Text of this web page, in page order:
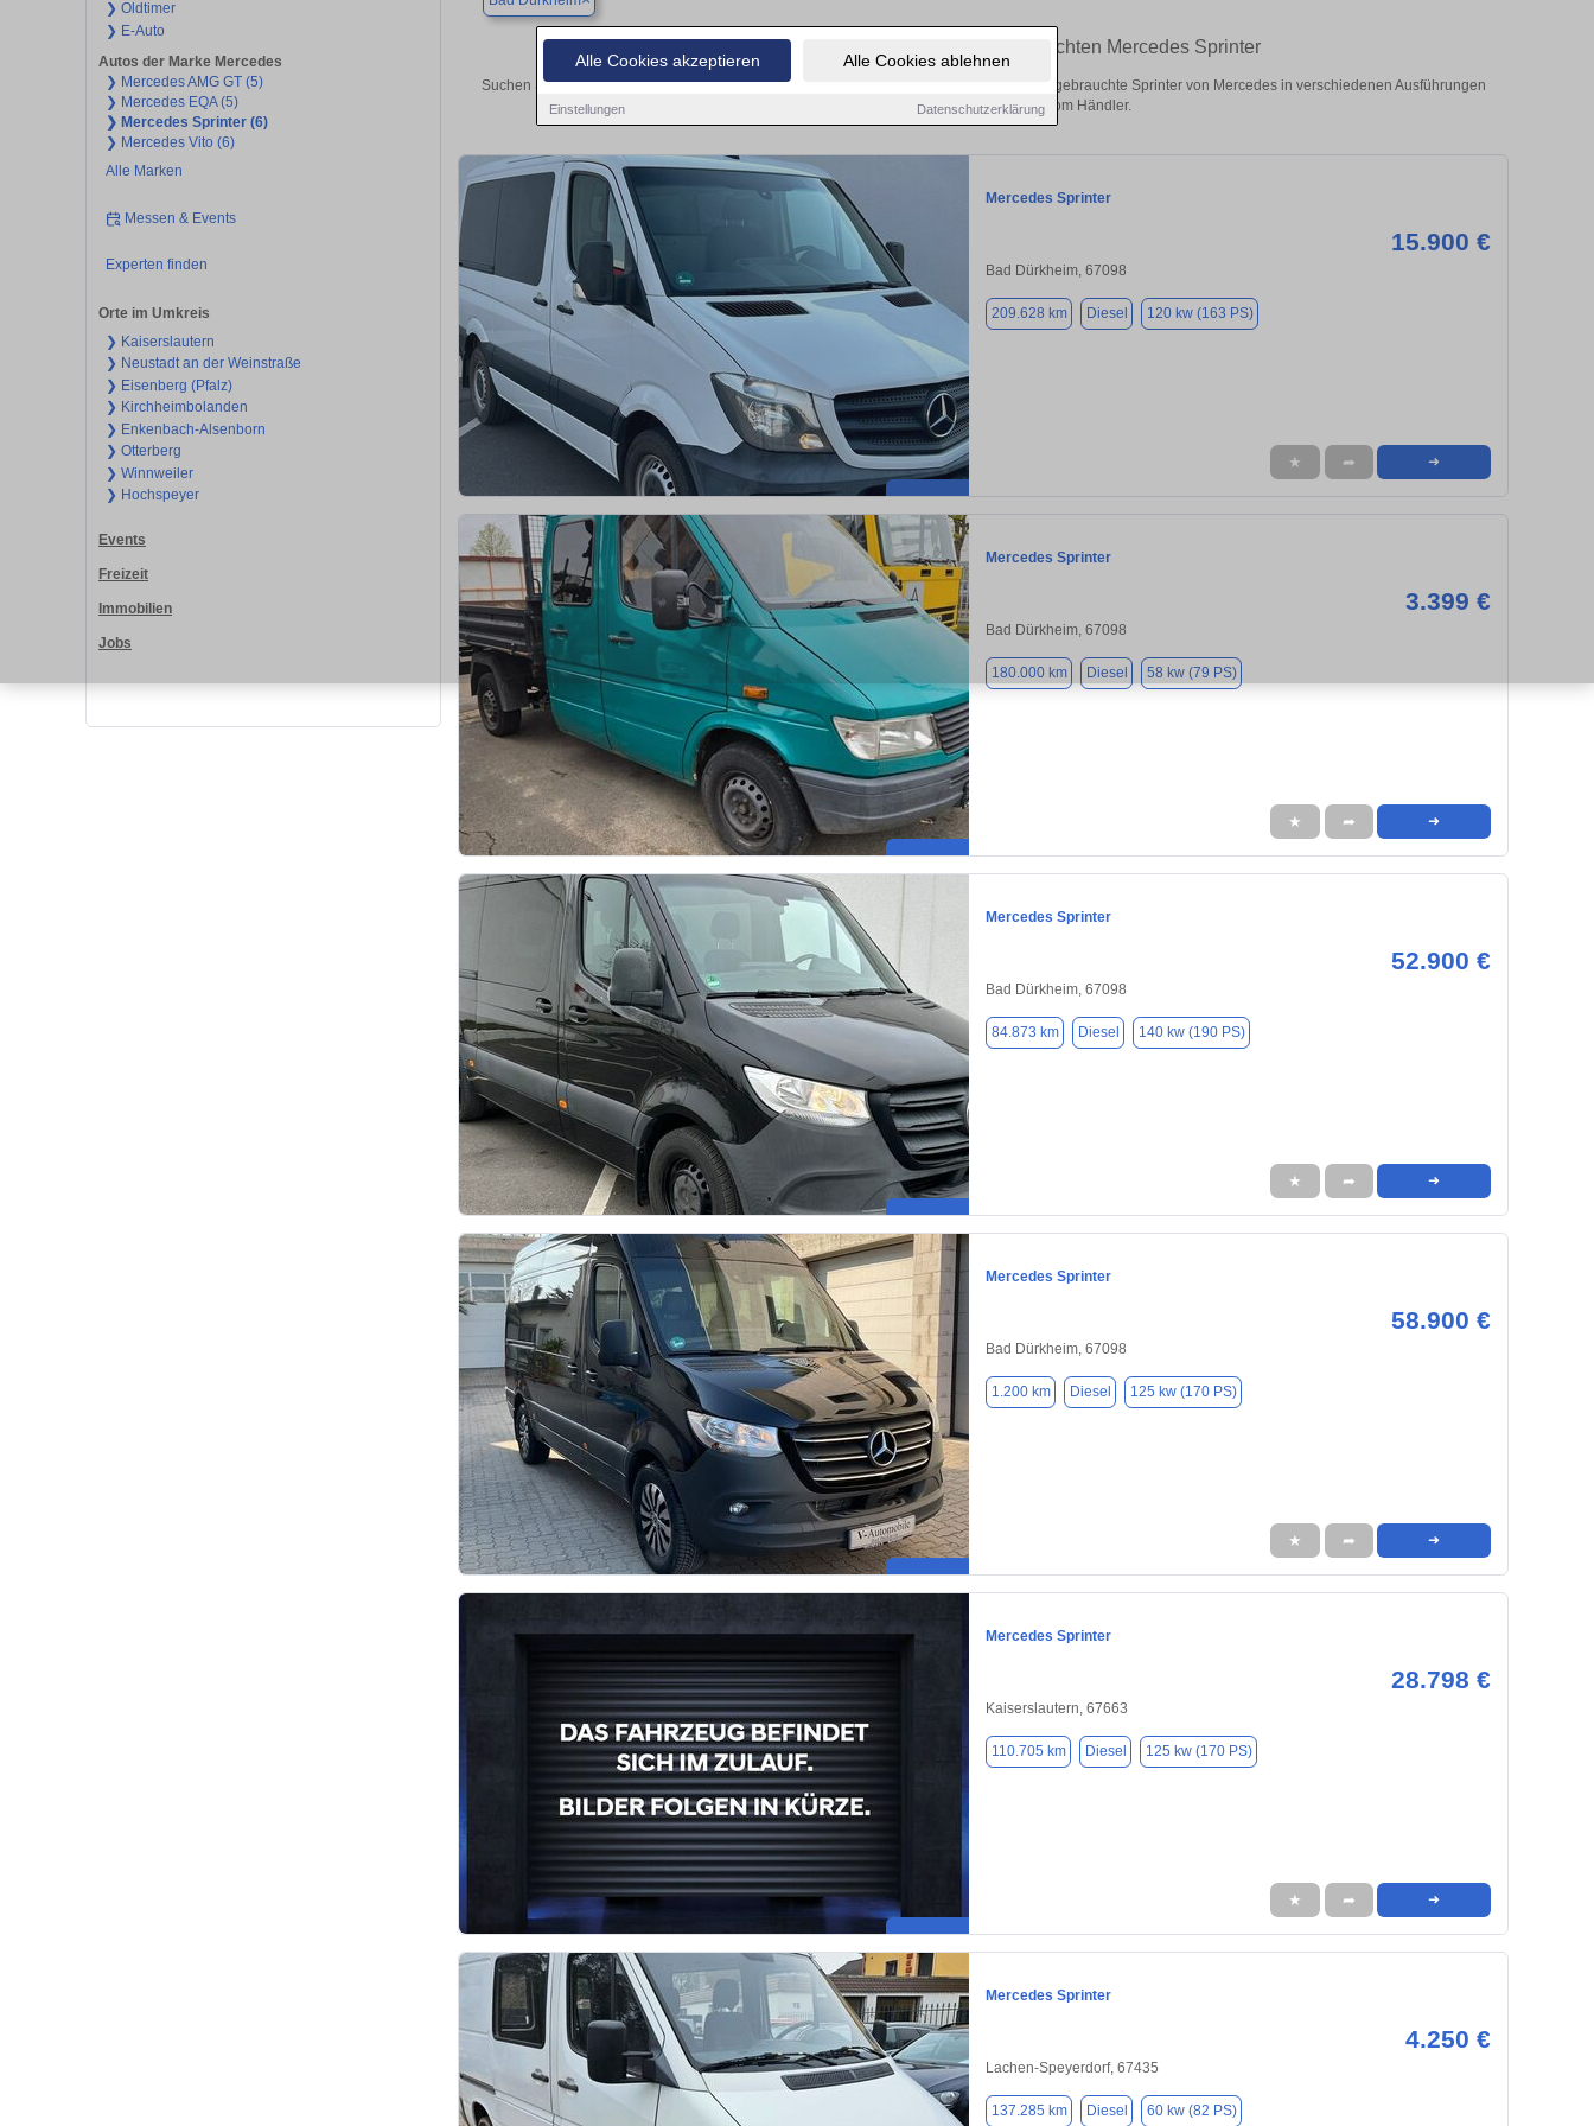
Alle Cookies akzeptieren Alle Cookies ablehnen
Einstellungen Datenschutzerklärung
❯ Oldtimer
❯ E-Auto
Autos der Marke Mercedes
❯ Mercedes AMG GT (5)
❯ Mercedes EQA (5)
❯ Mercedes Sprinter (6)
❯ Mercedes Vito (6)
Alle Marken
Messen & Events
Experten finden
Orte im Umkreis
❯ Kaiserslautern
❯ Neustadt an der Weinstraße
❯ Eisenberg (Pfalz)
❯ Kirchheimbolanden
❯ Enkenbach-Alsenborn
❯ Otterberg
❯ Winnweiler
❯ Hochspeyer
Events
Freizeit
Immobilien
Jobs
Finden Sie in Bad Dürkheim Ihren gebrauchten Mercedes Sprinter
Suchen Sie in Bad Dürkheim einen Mercedes Sprinter Gebrauchtwagen? Entdecken Sie gebrauchte Sprinter von Mercedes in verschiedenen Ausführungen
und Preisklassen von privat und vom Händler.
Mercedes Sprinter
15.900 €
Bad Dürkheim, 67098
209.628 km Diesel 120 kw (163 PS)
★ ➦ ➜
Mercedes Sprinter
3.399 €
Bad Dürkheim, 67098
180.000 km Diesel 58 kw (79 PS)
★ ➦ ➜
Mercedes Sprinter
52.900 €
Bad Dürkheim, 67098
84.873 km Diesel 140 kw (190 PS)
★ ➦ ➜
Mercedes Sprinter
58.900 €
Bad Dürkheim, 67098
1.200 km Diesel 125 kw (170 PS)
★ ➦ ➜
Mercedes Sprinter
28.798 €
Kaiserslautern, 67663
110.705 km Diesel 125 kw (170 PS)
★ ➦ ➜
Mercedes Sprinter
4.250 €
Lachen-Speyerdorf, 67435
137.285 km Diesel 60 kw (82 PS)